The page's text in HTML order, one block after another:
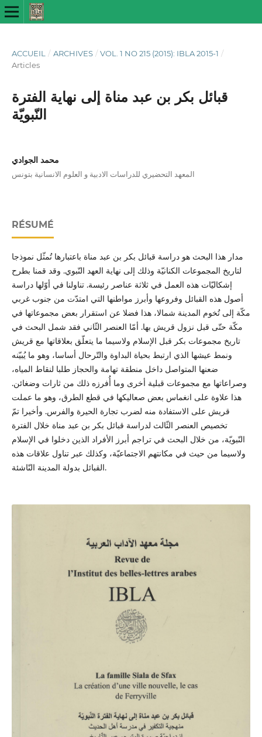
ACCUEIL / ARCHIVES / VOL. 1 NO 215 (2015): IBLA 2015-1 /
Articles
قبائل بكر بن عبد مناة إلى نهاية الفترة
النّبويّة
محمد الجوادي
المعهد التحضيري للدراسات الادبية و العلوم الانسانية بتونس
RÉSUMÉ
مدار هذا البحث هو دراسة قبائل بكر بن عبد مناة باعتبارها تُمثّل نموذجا
لتاريخ المجموعات الكنانيّة وذلك إلى نهاية العهد النّبوي. وقد قمنا بطرح
إشكاليّات هذه العمل في ثلاثة عناصر رئيسة. تناولنا في أوّلها دراسة
أصول هذه القبائل وفروعها وأبرز مواطنها التي امتدّت من جنوب غربي
مكّة إلى تُخوم المدينة شمالا، هذا فضلا عن استقرار بعض مجموعاتها في
مكّة حتّى قبل نزول قريش بها. أمّا العنصر الثّاني فقد شمل البحث في
تاريخ مجموعات بكر قبل الإسلام ولاسيما ما يتعلّق بعلاقاتها مع قريش
ونمط عيشها الذي ارتبط بحياة البداوة والتّرحال أساسا، وهو ما يُبيّنه
ضعنها المتواصل داخل منطقة تهامة والحجاز طلبا لنقاط المياه،
وصراعاتها مع مجموعات قبلية أخرى وما أُفرزه ذلك من ثارات وضغائن.
هذا علاوة على انغماس بعض صعاليكها في قطع الطرق، وهو ما عملت
قريش على الاستفادة منه لضرب تجارة الحيرة والفرس. وأخيرا تمّ
تخصيص العنصر الثّالث لدراسة قبائل بكر بن عبد مناة خلال الفترة
النّبويّة، من خلال البحث في تراجم أبرز الأفراد الذين دخلوا في الإسلام
ولاسيما من حيث في مكانتهم الاجتماعيّة، وكذلك عبر تناول علاقات هذه
القبائل بدولة المدينة النّاشئة.